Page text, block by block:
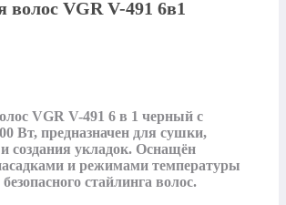
волос VGR V-491 6в1
VGR V-491 6 в 1 черный с
Вт, предназначен для сушки,
создания укладок. Оснащён
и режимами температуры
стайлинга волос.